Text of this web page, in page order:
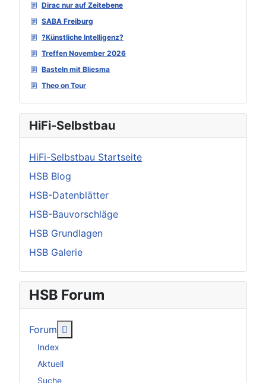
Dirac nur auf Zeitebene
SABA Freiburg
?Künstliche Intelligenz?
Treffen November 2026
Basteln mit Bliesma
Theo on Tour
HiFi-Selbstbau
HiFi-Selbstbau Startseite
HSB Blog
HSB-Datenblätter
HSB-Bauvorschläge
HSB Grundlagen
HSB Galerie
HSB Forum
Forum
Index
Aktuell
Suche